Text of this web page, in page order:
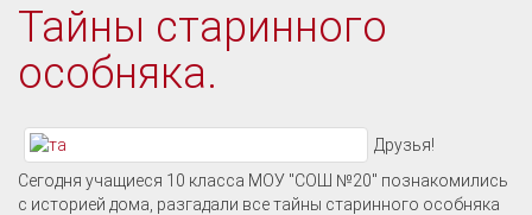
Тайны старинного
особняка.
Друзья!
Сегодня учащиеся 10 класса МОУ "СОШ №20" познакомились
с историей дома, разгадали все тайны старинного особняка